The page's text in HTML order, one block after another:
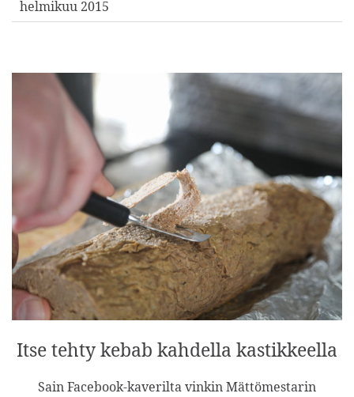
helmikuu 2015
Itse tehty kebab kahdella kastikkeella
Sain Facebook-kaverilta vinkin Mättömestarin